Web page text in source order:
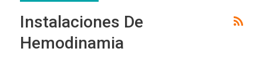
Instalaciones De
Hemodinamia